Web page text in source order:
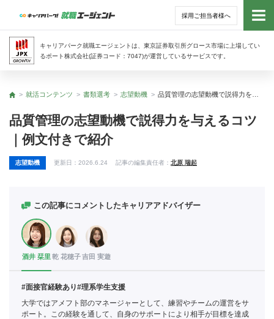
採用ご担当者様へ
キャリアパーク就職エージェントは、東京証券取引所グロース市場に上場してい
るポート株式会社(証券コード：7047)が運営しているサービスです。
トッ
トップ
就活コンテンツ 書類選考 志望動機
品質管理の志望動機で説得力を与えるコツ
｜例文付きで紹介
志望動機 更新日： 2026.6.24 記事の編集責任者： 北原 瑞起
この記事にコメントしたキャリアアドバイザー
酒井 栞里 乾 花穂子吉田 実遊
#面接官経験あり#理系学生支援
大学ではアメフト部のマネージャーとして、練習やチームの運営をサ
ポート。この経験を通して、自身のサポートにより相手が目標を達成